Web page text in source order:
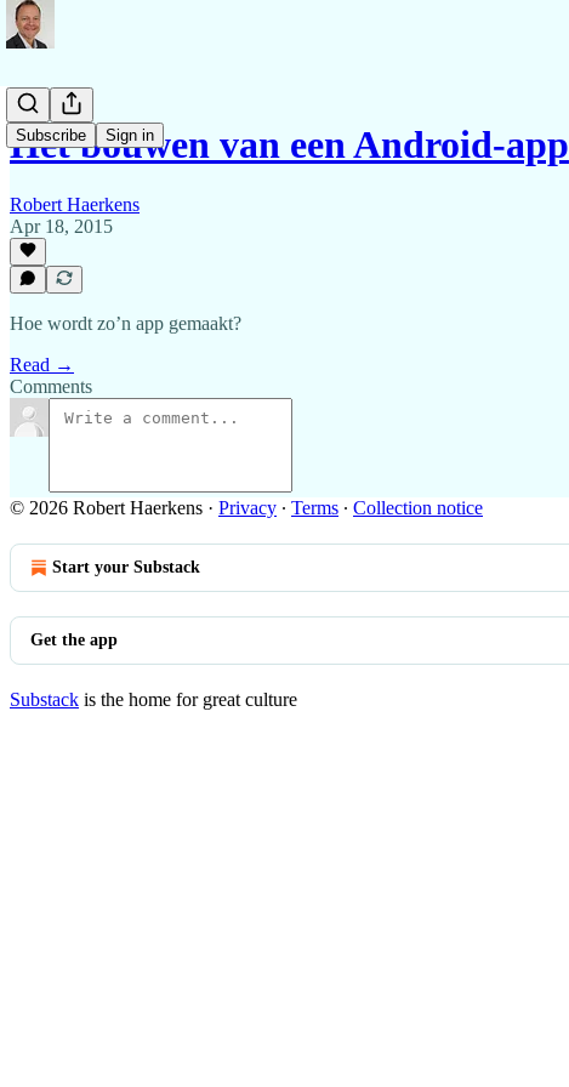
Subscribe Sign in
Het bouwen van een Android-app
Robert Haerkens
Apr 18, 2015
Hoe wordt zo’n app gemaakt?
Read →
Comments
© 2026 Robert Haerkens · Privacy ∙ Terms ∙ Collection notice
Start your Substack
Get the app
Substack is the home for great culture